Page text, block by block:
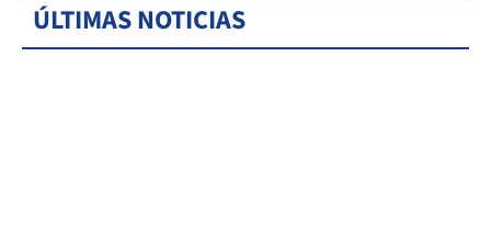
ÚLTIMAS NOTICIAS